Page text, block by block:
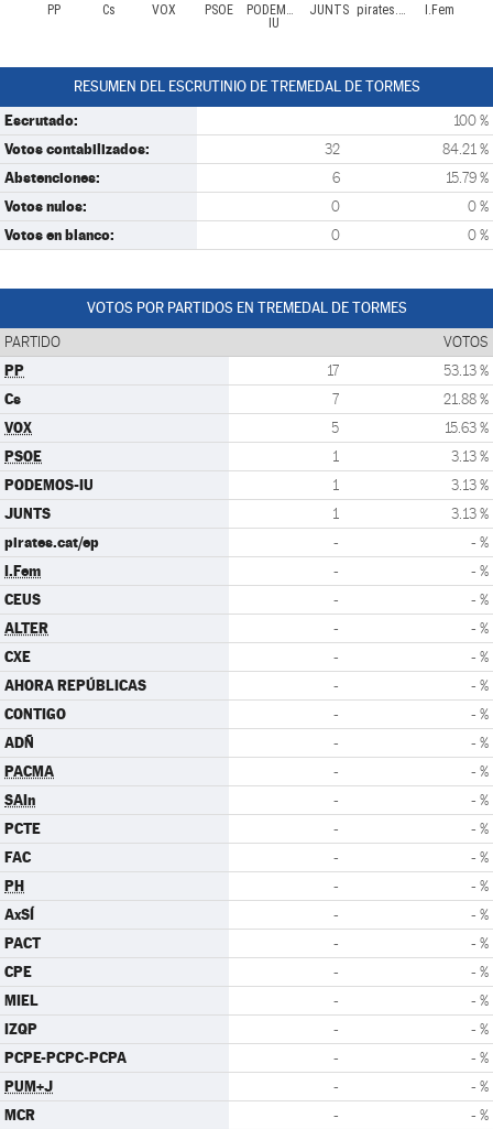
PP Cs VOX PSOE
PODEMOS-
IU
JUNTS pirates.cat/ep I.Fem
RESUMEN DEL ESCRUTINIO DE TREMEDAL DE TORMES
Escrutado: 100 %
Votos contabilizados: 32 84.21 %
Abstenciones: 6 15.79 %
Votos nulos: 0 0 %
Votos en blanco: 0 0 %
VOTOS POR PARTIDOS EN TREMEDAL DE TORMES
PARTIDO VOTOS
PP 17 53.13 %
Cs 7 21.88 %
VOX 5 15.63 %
PSOE 1 3.13 %
PODEMOS-IU 1 3.13 %
JUNTS 1 3.13 %
pirates.cat/ep - - %
I.Fem - - %
CEUS - - %
ALTER - - %
CXE - - %
AHORA REPÚBLICAS - - %
CONTIGO - - %
ADÑ - - %
PACMA - - %
SAIn - - %
PCTE - - %
FAC - - %
PH - - %
AxSÍ - - %
PACT - - %
CPE - - %
MIEL - - %
IZQP - - %
PCPE-PCPC-PCPA - - %
PUM+J - - %
MCR - - %